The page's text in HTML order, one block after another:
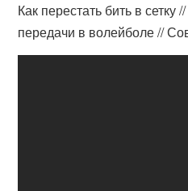
Как перестать бить в сетку
передачи в волейболе //